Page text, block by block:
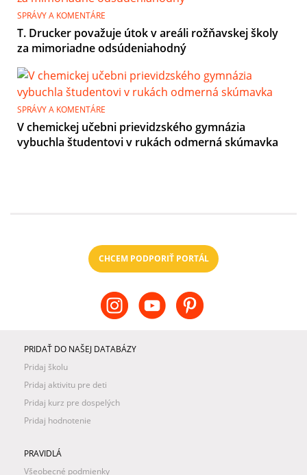
SPRÁVY A KOMENTÁRE
T. Drucker považuje útok v areáli rožňavskej školy
za mimoriadne odsúdeniahodný
SPRÁVY A KOMENTÁRE
V chemickej učebni prievidzského gymnázia
vybuchla študentovi v rukách odmerná skúmavka
CHCEM PODPORIŤ PORTÁL
PRIDAŤ DO NAŠEJ DATABÁZY
Pridaj školu
Pridaj aktivitu pre deti
Pridaj kurz pre dospelých
Pridaj hodnotenie
PRAVIDLÁ
Všeobecné podmienky